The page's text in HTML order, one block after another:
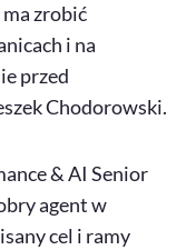
zrobić
i na
przed
Chodorowski.
&AI Senior
agent w
cel i ramy